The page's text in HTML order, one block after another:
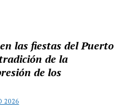
las fiestas del Puerto
de la
de los
2026